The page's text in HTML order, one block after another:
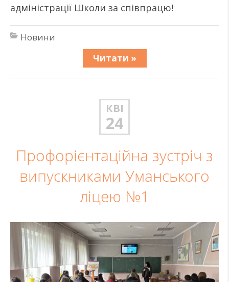
адміністрації Школи за співпрацю!
Новини
Читати »
КВІ
24
Профорієнтаційна зустріч з
випускниками Уманського
ліцею №1